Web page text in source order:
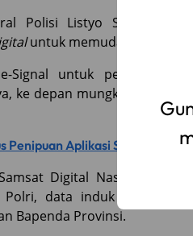
Polisi Listyo Sigit
untuk memudahkan
Signal untuk pelayanan
ke depan mungkin STNK
Penipuan Aplikasi Surat Tilang
Digital Nasional)
data induk
Bapenda Provinsi.